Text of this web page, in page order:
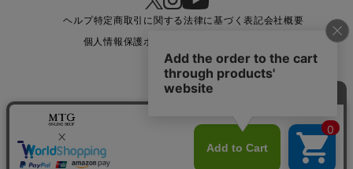
ヘルプ特定商取引に関する法律に基づく表記会社概要
個人情報保護ポリシー